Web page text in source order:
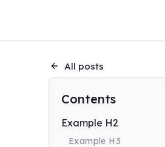
All posts
Contents
Example H2
Example H3